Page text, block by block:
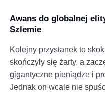
Awans do globalnej
Szlemie
Kolejny przystanek to
skończyły się żarty, a
gigantyczne pieniądze i
Jednak on wcale nie